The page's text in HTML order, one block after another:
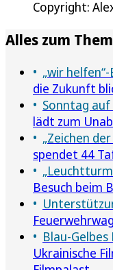
Copyright:
Alles zum
„wir
die Zukunft
Sonntag
lädt zum
„Zeichen
spendet 44
Besuch beim
Blau-
Ukrainische